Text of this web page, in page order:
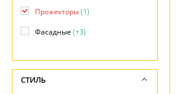
Прожекторы(1)
Фасадные(+3)
СТИЛЬ